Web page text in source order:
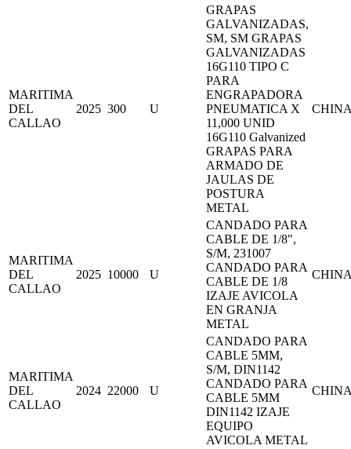
MARITIMA
DEL
CALLAO
2025 300 U
GRAPAS
GALVANIZADAS,
SM, SM GRAPAS
GALVANIZADAS
16G110 TIPO C
PARA
ENGRAPADORA
PNEUMATICA X
11,000 UNID
16G110 Galvanized
GRAPAS PARA
ARMADO DE
JAULAS DE
POSTURA
METAL
MARITIMA
DEL
CALLAO
2025 10000 U
CANDADO PARA
CABLE DE 1/8",
S/M, 231007
CANDADO PARA
CABLE DE 1/8
IZAJE AVICOLA
EN GRANJA
METAL
MARITIMA
DEL
CALLAO
2024 22000 U
CANDADO PARA
CABLE 5MM,
S/M, DIN1142
CANDADO PARA
CABLE 5MM
DIN1142 IZAJE
EQUIPO
AVICOLA METAL